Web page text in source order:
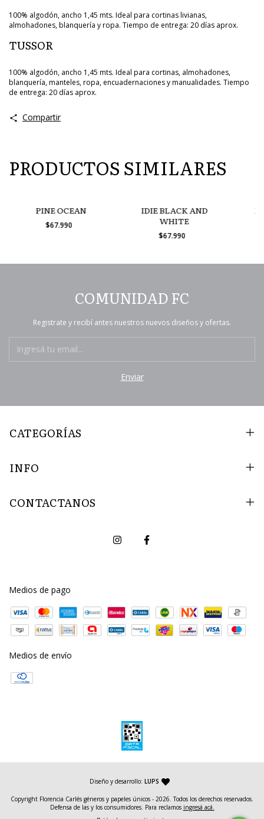
100% algodón, ancho 1,45 mts. Ideal para cortinas livianas,
almohadones, blanquería y ropa. Tiempo de entrega: 20 días aprox.
TUSSOR
100% algodón, ancho 1,45 mts. Ideal para cortinas, almohadones,
blanquería, manteles, ropa, encuadernaciones y manualidades. Tiempo
de entrega: 20 días aprox.
Compartir
PRODUCTOS SIMILARES
PINE OCEAN
$67.990
IDIE BLACK AND
WHITE
$67.990
COMUNIDAD FC
Registrate y recibí antes nuestros nuevos diseños y ofertas.
CATEGORÍAS
INFO
CONTACTANOS
Medios de pago
Medios de envío
Diseño y desarrollo: LUPS — agencia de diseño y desarrollo web
Copyright Florencia Carlés géneros y papeles únicos - 2026. Todos los derechos reservados.
Defensa de las y los consumidores. Para reclamos ingresá acá.